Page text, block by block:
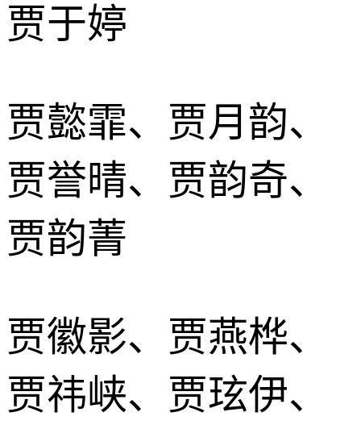
贾于婷
贾懿霏、贾月韵、
贾誉晴、贾韵奇、
贾韵菁
贾徽影、贾燕桦、
贾祎峡、贾玹伊、